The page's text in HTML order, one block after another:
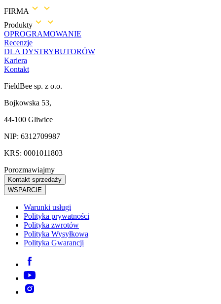
FIRMA
Produkty
OPROGRAMOWANIE
Recenzje
DLA DYSTRYBUTORÓW
Kariera
Kontakt
FieldBee sp. z o.o.
Bojkowska 53,
44-100 Gliwice
NIP: 6312709987
KRS: 0001011803
Porozmawiajmy
Kontakt sprzedaży
WSPARCIE
Warunki usługi
Polityka prywatności
Polityka zwrotów
Polityka Wysyłkowa
Polityka Gwarancji